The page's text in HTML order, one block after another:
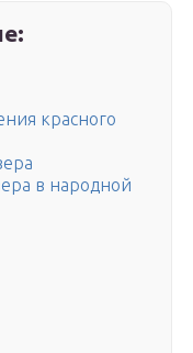
красного
в народной